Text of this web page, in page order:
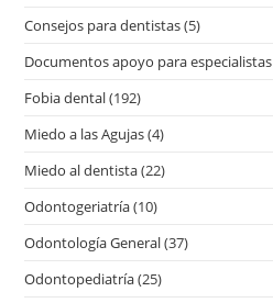
Consejos para dentistas(5)
Documentos apoyo para especialistas
Fobia dental(192)
Miedo a las Agujas(4)
Miedo al dentista(22)
Odontogeriatría(10)
Odontología General(37)
Odontopediatría(25)